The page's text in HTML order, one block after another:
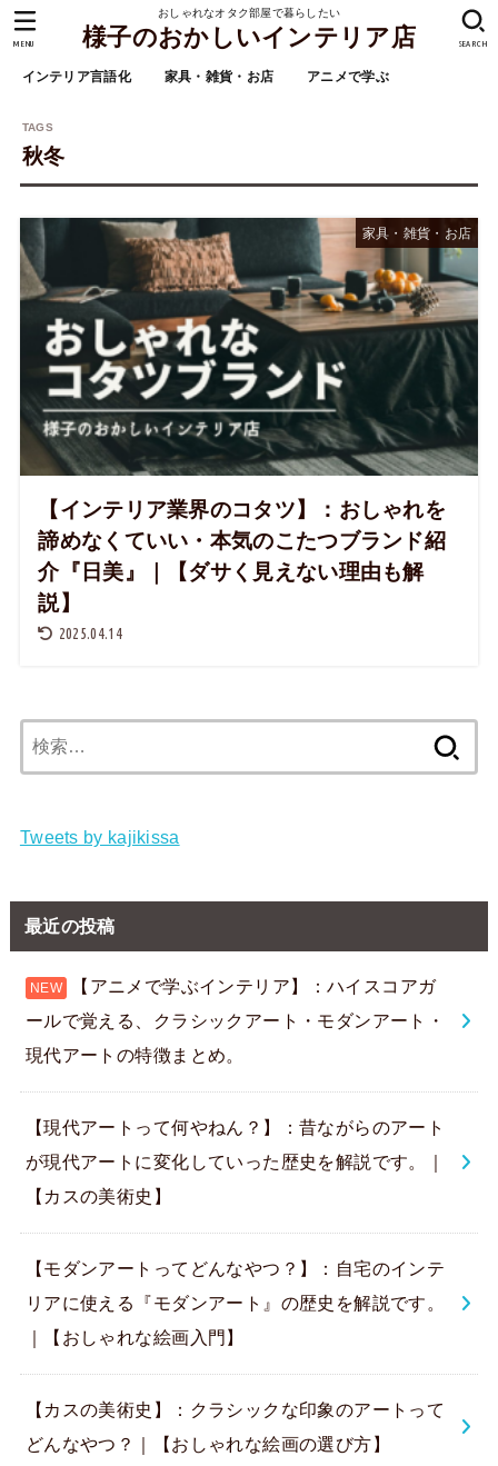
おしゃれなオタク部屋で暮らしたい
様子のおかしいインテリア店
インテリア言語化 家具・雑貨・お店 アニメで学ぶ
SEARCH
MENU
秋冬
家具・雑貨・お店
【インテリア業界のコタツ】：おしゃれを
諦めなくていい・本気のこたつブランド紹
介『日美』｜【ダサく見えない理由も解
説】
2025.04.14
索:
Tweets by kajikissa
最近の投稿
【アニメで学ぶインテリア】：ハイスコアガ
ールで覚える、クラシックアート・モダンアート・
現代アートの特徴まとめ。
【現代アートって何やねん？】：昔ながらのアート
が現代アートに変化していった歴史を解説です。｜
【カスの美術史】
【モダンアートってどんなやつ？】：自宅のインテ
リアに使える『モダンアート』の歴史を解説です。
｜【おしゃれな絵画入門】
【カスの美術史】：クラシックな印象のアートって
どんなやつ？｜【おしゃれな絵画の選び方】